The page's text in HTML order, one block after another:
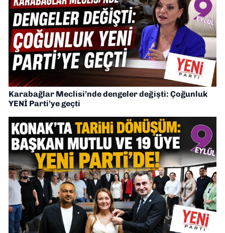
Karabağlar Meclisi’nde dengeler değişti: Çoğunluk
YENİ Parti’ye geçti